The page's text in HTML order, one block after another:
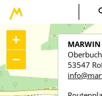
53547
nf
m
+
−